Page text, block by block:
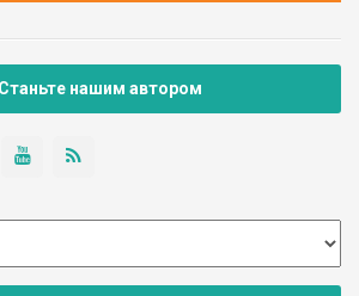
Станьте нашим автором